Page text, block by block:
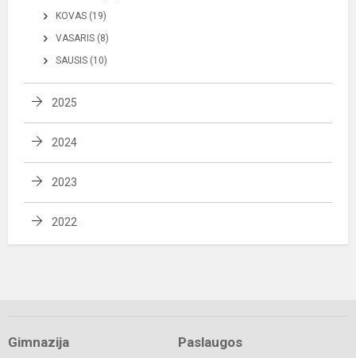
KOVAS (19)
VASARIS (8)
SAUSIS (10)
2025
2024
2023
2022
Gimnazija Paslaugos